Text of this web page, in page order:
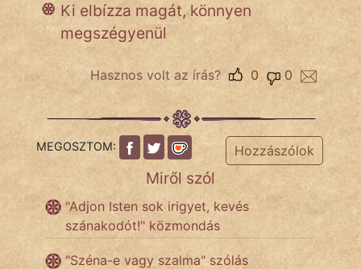
FILM
ÉLETMÓD
TÖRTÉNELEM
cinege
fantom
Ki elbízza magát, könnyen
megszégyenül
Hasznos volt az írás? 0
0
MEGOSZTOM: Hozzászólok
Miről szól
"Adjon Isten sok irigyet, kevés
szánakodót!" közmondás
"Széna-e vagy szalma" szólás